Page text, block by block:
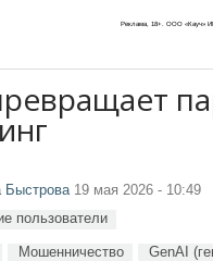
Реклама, 18+. ООО «Кауч»
Быстрова19 мая 2026 - 10:49
пользователи
Мошенничество GenAI